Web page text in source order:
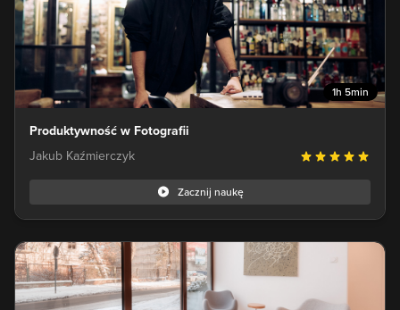
1h 5min
Produktywność w Fotografii
Jakub Kaźmierczyk
Zacznij naukę